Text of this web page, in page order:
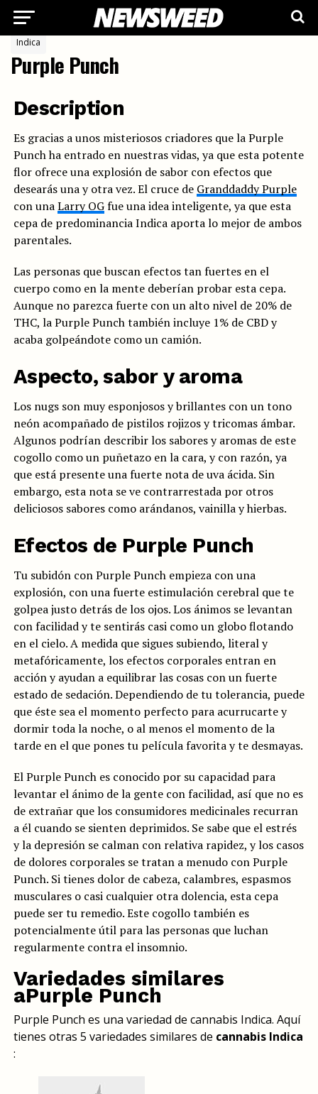
Indica
Purple Punch
Description
Es gracias a unos misteriosos criadores que la Purple
Punch ha entrado en nuestras vidas, ya que esta potente
flor ofrece una explosión de sabor con efectos que
desearás una y otra vez. El cruce de Granddaddy Purple
con unaLarry OGfue una idea inteligente, ya que esta
cepa de predominancia Indica aporta lo mejor de ambos
parentales.
Las personas que buscan efectos tan fuertes en el
cuerpo como en la mente deberían probar esta cepa.
Aunque no parezca fuerte con un alto nivel de 20% de
THC, la Purple Punch también incluye 1% de CBD y
acaba golpeándote como un camión.
Aspecto, sabor y aroma
Los nugs son muy esponjosos y brillantes con un tono
neón acompañado de pistilos rojizos y tricomas ámbar.
Algunos podrían describir los sabores y aromas de este
cogollo como un puñetazo en la cara, y con razón, ya
que está presente una fuerte nota de uva ácida. Sin
embargo, esta nota se ve contrarrestada por otros
deliciosos sabores como arándanos, vainilla y hierbas.
Efectos de Purple Punch
Tu subidón con Purple Punch empieza con una
explosión, con una fuerte estimulación cerebral que te
golpea justo detrás de los ojos. Los ánimos se levantan
con facilidad y te sentirás casi como un globo flotando
en el cielo. A medida que sigues subiendo, literal y
metafóricamente, los efectos corporales entran en
acción y ayudan a equilibrar las cosas con un fuerte
estado de sedación. Dependiendo de tu tolerancia, puede
que éste sea el momento perfecto para acurrucarte y
dormir toda la noche, o al menos el momento de la
tarde en el que pones tu película favorita y te desmayas.
El Purple Punch es conocido por su capacidad para
levantar el ánimo de la gente con facilidad, así que no es
de extrañar que los consumidores medicinales recurran
a él cuando se sienten deprimidos. Se sabe que el estrés
y la depresión se calman con relativa rapidez, y los casos
de dolores corporales se tratan a menudo con Purple
Punch. Si tienes dolor de cabeza, calambres, espasmos
musculares o casi cualquier otra dolencia, esta cepa
puede ser tu remedio. Este cogollo también es
potencialmente útil para las personas que luchan
regularmente contra el insomnio.
Variedades similares
aPurple Punch
Purple Punch es una variedad de cannabis Indica. Aquí
tienes otras 5 variedades similares de cannabis Indica
: